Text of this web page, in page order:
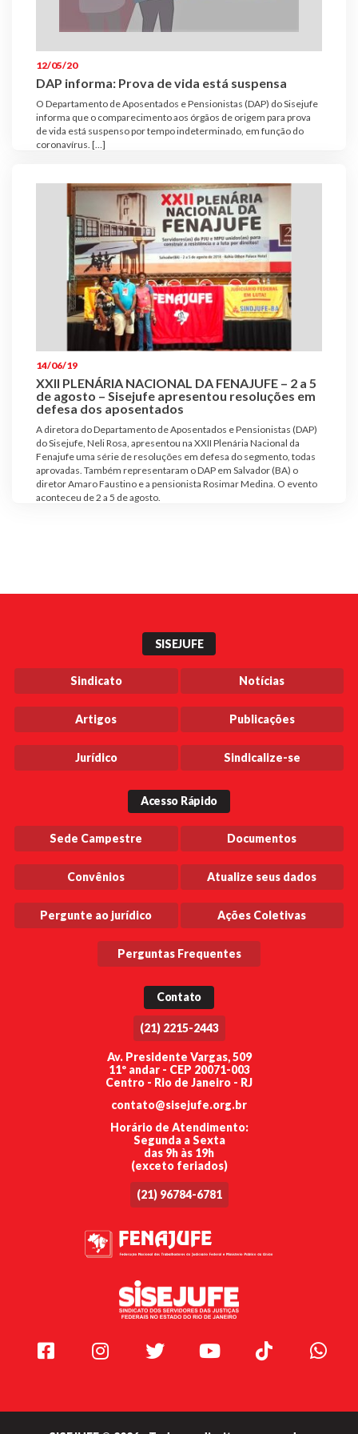
12/05/20
DAP informa: Prova de vida está suspensa
O Departamento de Aposentados e Pensionistas (DAP) do Sisejufe
informa que o comparecimento aos órgãos de origem para prova
de vida está suspenso por tempo indeterminado, em função do
coronavírus. […]
14/06/19
XXII PLENÁRIA NACIONAL DA FENAJUFE – 2 a 5
de agosto – Sisejufe apresentou resoluções em
defesa dos aposentados
A diretora do Departamento de Aposentados e Pensionistas (DAP)
do Sisejufe, Neli Rosa, apresentou na XXII Plenária Nacional da
Fenajufe uma série de resoluções em defesa do segmento, todas
aprovadas. Também representaram o DAP em Salvador (BA) o
diretor Amaro Faustino e a pensionista Rosimar Medina. O evento
aconteceu de 2 a 5 de agosto.
SISEJUFE
Sindicato Notícias
Artigos Publicações
Jurídico Sindicalize-se
Acesso Rápido
Sede Campestre Documentos
Convênios Atualize seus dados
Pergunte ao jurídico Ações Coletivas
Perguntas Frequentes
Contato
(21) 2215-2443
Av. Presidente Vargas, 509
11º andar - CEP 20071-003
Centro - Rio de Janeiro - RJ
contato@sisejufe.org.br
Horário de Atendimento:
Segunda a Sexta
das 9h às 19h
(exceto feriados)
(21) 96784-6781
Facebook Instagram Twitter Youtube TikTok
Plano de Saúde
Pós-graduação
FacebookInstagramTwitter YoutubeTikTok Whatsapp